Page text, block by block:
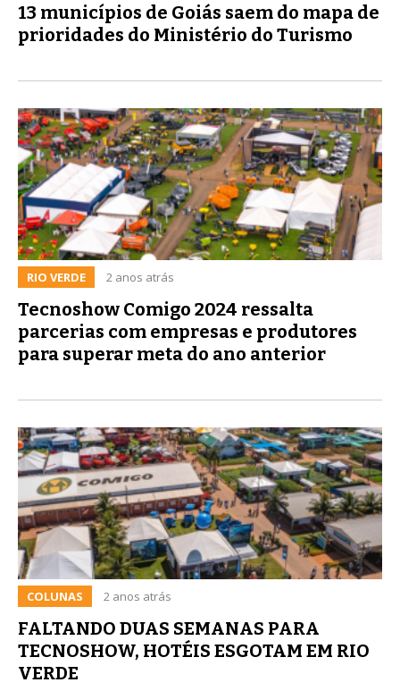
13 municípios de Goiás saem do mapa de
prioridades do Ministério do Turismo
RIO VERDE 2 anos atrás
Tecnoshow Comigo 2024 ressalta
parcerias com empresas e produtores
para superar meta do ano anterior
COLUNAS 2 anos atrás
FALTANDO DUAS SEMANAS PARA
TECNOSHOW, HOTÉIS ESGOTAM EM RIO
VERDE